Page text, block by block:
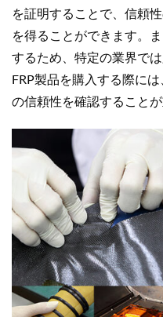
を証明することで、信頼
を得ることができます。
するため、特定の業界で
FRP製品を購入する際に
の信頼性を確認することが